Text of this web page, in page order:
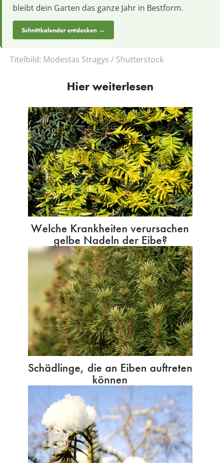
bleibt dein Garten das ganze Jahr in Bestform.
Schnittkalender entdecken →
Titelbild: Modestas Stragys / Shutterstock
Hier weiterlesen
Welche Krankheiten verursachen
gelbe Nadeln der Eibe?
Schädlinge, die an Eiben auftreten
können